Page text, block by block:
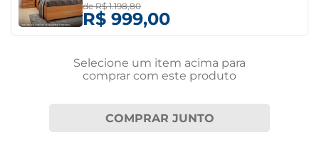
deR$ 1.198,80
R$ 999,00
Selecione um item acima para
comprar com este produto
COMPRAR JUNTO